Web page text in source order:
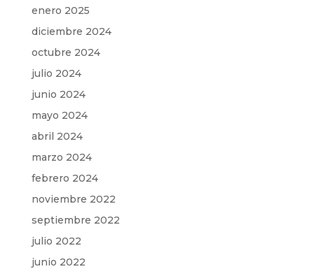
enero 2025
diciembre 2024
octubre 2024
julio 2024
junio 2024
mayo 2024
abril 2024
marzo 2024
febrero 2024
noviembre 2022
septiembre 2022
julio 2022
junio 2022